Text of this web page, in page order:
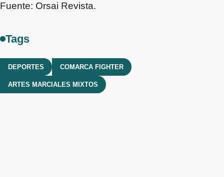
Fuente: Orsai Revista.
Tags
DEPORTES COMARCA FIGHTER
ARTES MARCIALES MIXTOS